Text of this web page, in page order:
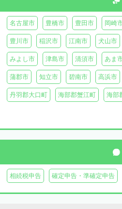
名古屋市 豊橋市 豊田市 岡崎
豊川市 稲沢市 江南市 犬山市
みよし市 津島市 清須市 あま
蒲郡市 知立市 碧南市 高浜市
丹羽郡大口町 海部郡蟹江町 海部
相続税申告 確定申告・準確定申告